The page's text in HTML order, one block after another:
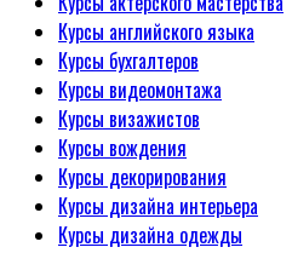
Курсы английского языка
Курсы бухгалтеров
Курсы видеомонтажа
Курсы визажистов
Курсы вождения
Курсы декорирования
Курсы дизайна интерьера
Курсы дизайна одежды